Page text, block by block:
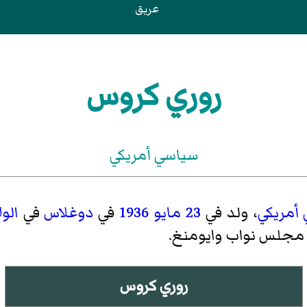
عريق
روري كروس
سياسي أمريكي
أمريكي، ولد في 23 مايو 1936 في دوغلاسفي
نواب وايومنغ.
روري كروس